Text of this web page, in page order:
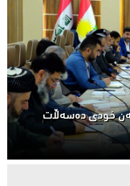
خودی دەسەڵات